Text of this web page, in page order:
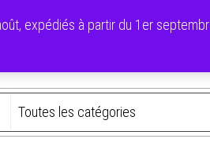
expédiés à partir du 1er